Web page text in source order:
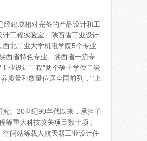
建成相对完备的产品设计和工
工程实验室、陕西省工业设计
北工业大学机电学院5个专业
西省特色专业、陕西省一流专
业设计工程”两个硕士学位二级
质量和数量位居全国前列，“‘上
。20世纪90年代以来，承担了
等重大科技攻关项目数十项，
间站等载人航天器工业设计任